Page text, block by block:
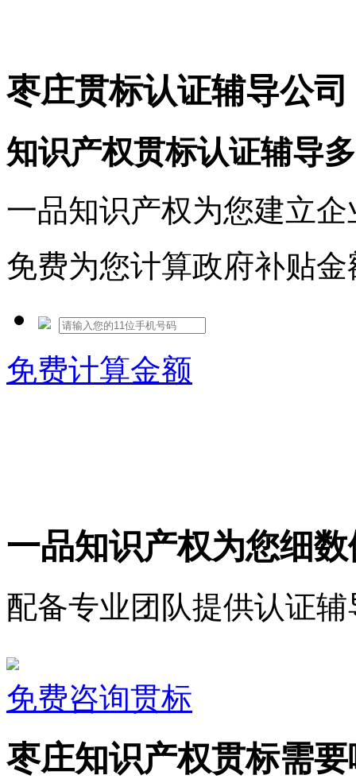
枣庄贯标认证辅导公司
知识产权贯标认证辅导
一品知识产权为您建立
免费为您计算政府补贴
免费计算金额
一品知识产权为您细
配备专业团队提供认证辅
免费咨询贯标
枣庄知识产权贯标需